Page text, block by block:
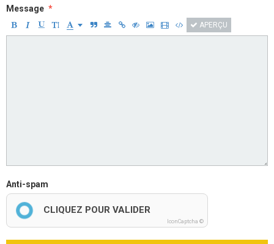
Message
APERÇU
Anti-spam
CLIQUEZ POUR VALIDER
IconCaptcha ©